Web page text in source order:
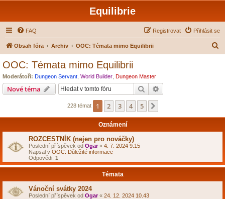
Equilibrie
FAQ Přihlásit se
Registrovat
Obsah fóra Archiv OOC: Témata mimo Equilibrii
OOC: Témata mimo Equilibrii
Moderátoři: Dungeon Servant World Builder Dungeon Master
Nové téma Hledat
228 témat 1 2 3 4 5
Oznámení
ROZCESTNÍK (nejen pro nováčky)
Poslední příspěvek od Ogar« 4. 7. 2024 9.15
Napsal v OOC: Důležité informace
Odpovědi: 1
Témata
Vánoční svátky 2024
Poslední příspěvek od Ogar« 24. 12. 2024 10.43